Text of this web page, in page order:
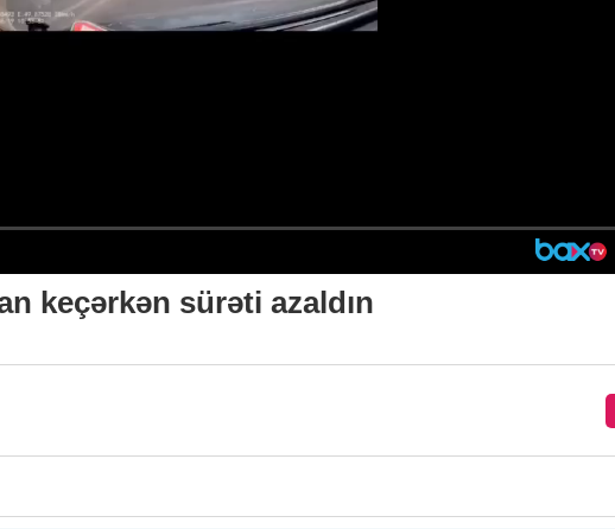
keçərkən sürəti azaldın